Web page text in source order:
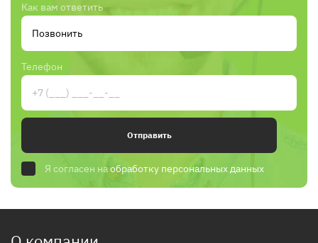
Как вам ответить
Телефон
Отправить
Я согласен наобработку персональных данных